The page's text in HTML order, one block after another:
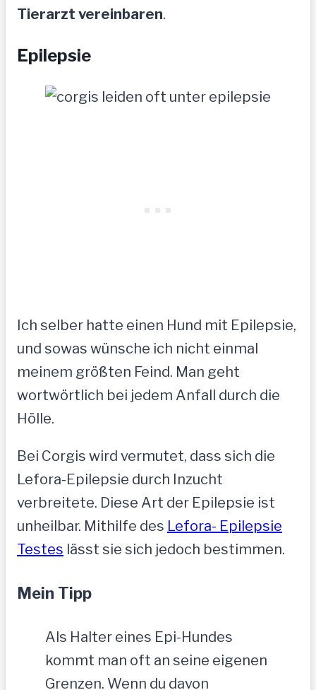
Tierarzt vereinbaren.
Epilepsie
Ich selber hatte einen Hund mit Epilepsie,
und sowas wünsche ich nicht einmal
meinem größten Feind. Man geht
wortwörtlich bei jedem Anfall durch die
Hölle.
Bei Corgis wird vermutet, dass sich die
Lefora-Epilepsie durch Inzucht
verbreitete. Diese Art der Epilepsie ist
unheilbar. Mithilfe des Lefora- Epilepsie
Testes lässt sie sich jedoch bestimmen.
Mein Tipp
Als Halter eines Epi-Hundes
kommt man oft an seine eigenen
Grenzen. Wenn du davon